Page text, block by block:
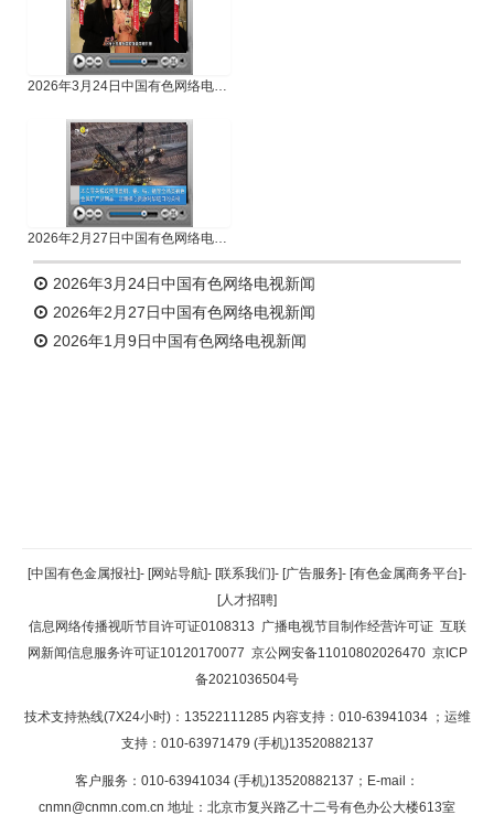
2026年3月24日中国有色网络电视新闻
2026年2月27日中国有色网络电视新闻
2026年3月24日中国有色网络电视新闻
2026年2月27日中国有色网络电视新闻
2026年1月9日中国有色网络电视新闻
返回顶部
返回首页
[中国有色金属报社]- [网站导航]- [联系我们]- [广告服务]- [有色金属商务平台]-
[人才招聘]
信息网络传播视听节目许可证0108313 广播电视节目制作经营许可证 互联
网新闻信息服务许可证10120170077 京公网安备11010802026470 京ICP
备2021036504号
技术支持热线(7X24小时)：13522111285 内容支持：010-63941034 ；运维
支持：010-63971479 (手机)13520882137
客户服务：010-63941034 (手机)13520882137；E-mail：
cnmn@cnmn.com.cn 地址：北京市复兴路乙十二号有色办公大楼613室